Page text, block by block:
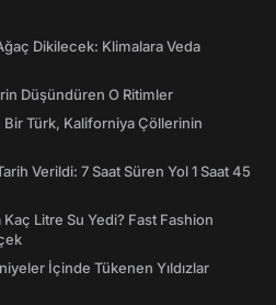
Dikilecek: Klimalara Veda
Düşündüren O Ritimler
Türk, Kaliforniya Çöllerinin
Verildi: 7 Saat Süren Yol 1 Saat 45
Litre Su Yedi? Fast Fashion
İçinde Tükenen Yıldızlar